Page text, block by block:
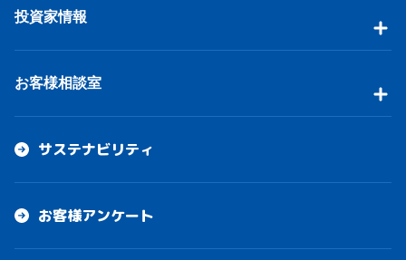
投資家情報
お客様相談室
サステナビリティ
お客様アンケート